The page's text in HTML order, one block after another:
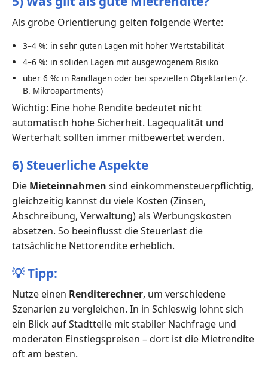
Als grobe Orientierung gelten folgende Werte:
3–4 %: in sehr guten Lagen mit hoher Wertstabilität
4–6 %: in soliden Lagen mit ausgewogenem Risiko
über 6 %: in Randlagen oder bei speziellen Objektarten (z.
B. Mikroapartments)
Wichtig: Eine hohe Rendite bedeutet nicht
automatisch hohe Sicherheit. Lagequalität und
Werterhalt sollten immer mitbewertet werden.
6) Steuerliche Aspekte
Die Mieteinnahmen sind einkommensteuerpflichtig,
gleichzeitig kannst du viele Kosten (Zinsen,
Abschreibung, Verwaltung) als Werbungskosten
absetzen. So beeinflusst die Steuerlast die
tatsächliche Nettorendite erheblich.
💡Tipp:
Nutze einen Renditerechner, um verschiedene
Szenarien zu vergleichen. In in Schleswig lohnt sich
ein Blick auf Stadtteile mit stabiler Nachfrage und
moderaten Einstiegspreisen – dort ist die Mietrendite
oft am besten.